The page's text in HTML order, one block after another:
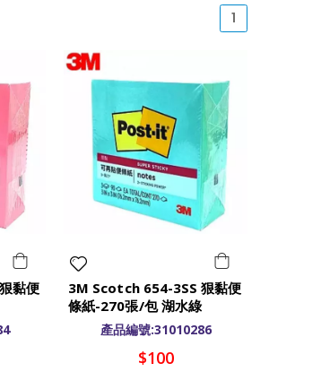
1
黏便
3M Scotch 654-3SS 狠黏便
條紙-270張/包 湖水綠
7.6x7.6cm
產品編號:31010286
$100